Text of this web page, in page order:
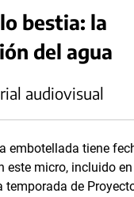
bestia: la
del agua
audiovisual
embotellada tiene
este micro, incluido
temporada de